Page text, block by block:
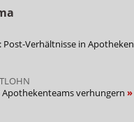
Verhältnisse in Apotheken
Apothekenteams verhungern